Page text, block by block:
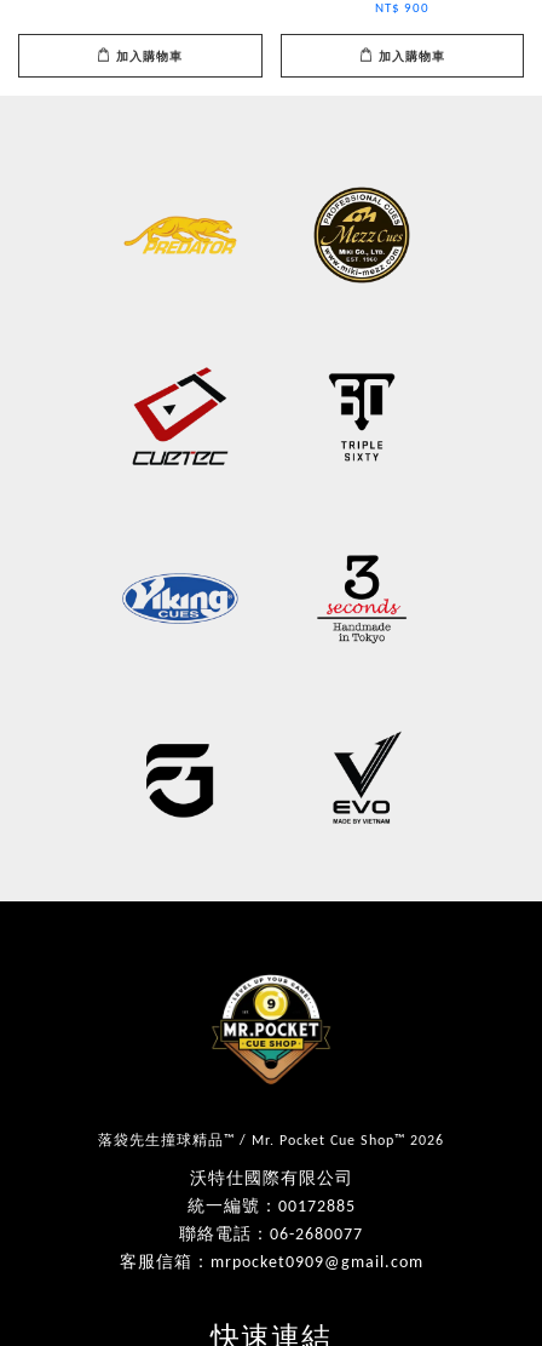
加入購物車
NT$ 900
加入購物車
落袋先生撞球精品™ / Mr. Pocket Cue Shop™ 2026
沃特仕國際有限公司
統一編號：00172885
聯絡電話：06-2680077
客服信箱：mrpocket0909@gmail.com
快速連結